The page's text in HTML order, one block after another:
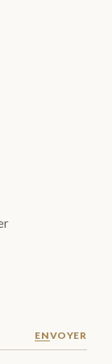
ENVOYER